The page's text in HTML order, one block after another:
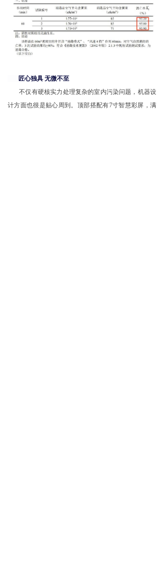
匠心独具 无微不至
不仅有硬核实力处理复杂的室内污染问题，机器设
计方面也很是贴心周到。顶部搭配有7寸智慧彩屏，满